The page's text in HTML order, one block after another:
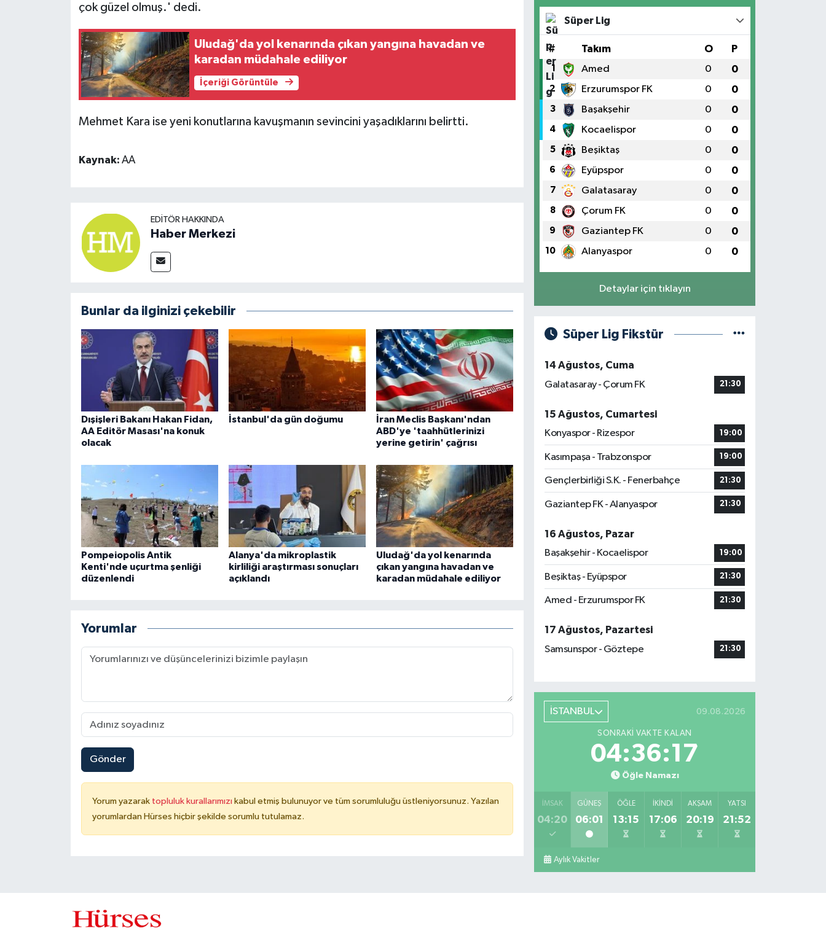
çok güzel olmuş.' dedi.
Uludağ'da yol kenarında çıkan yangına havadan ve
karadan müdahale ediliyor
İçeriği Görüntüle
Mehmet Kara ise yeni konutlarına kavuşmanın sevincini yaşadıklarını belirtti.
Kaynak: AA
EDITÖR HAKKINDA
Haber Merkezi
Bunlar da ilginizi çekebilir
Dışişleri Bakanı Hakan Fidan,
AA Editör Masası'na konuk
olacak
İstanbul'da gün doğumu
İran Meclis Başkanı'ndan
ABD'ye 'taahhütlerinizi
yerine getirin' çağrısı
Pompeiopolis Antik
Kenti'nde uçurtma şenliği
düzenlendi
Alanya'da mikroplastik
kirliliği araştırması sonuçları
açıklandı
Uludağ'da yol kenarında
çıkan yangına havadan ve
karadan müdahale ediliyor
Yorumlar
Gönder
Yorum yazarak topluluk kurallarımızı kabul etmiş bulunuyor ve tüm sorumluluğu üstleniyorsunuz. Yazılan
yorumlardan Hürses hiçbir şekilde sorumlu tutulamaz.
Süper Lig
# Takım O P
1 Amed 0 0
2 Erzurumspor FK 0 0
3 Başakşehir 0 0
4 Kocaelispor 0 0
5 Beşiktaş 0 0
6 Eyüpspor 0 0
7 Galatasaray 0 0
8 Çorum FK 0 0
9 Gaziantep FK 0 0
10 Alanyaspor 0 0
Detaylar için tıklayın
Süper Lig Fikstür
14 Ağustos, Cuma
Galatasaray - Çorum FK
21:30
15 Ağustos, Cumartesi
Konyaspor - Rizespor
19:00
Kasımpaşa - Trabzonspor 19:00
Gençlerbirliği S.K. - Fenerbahçe 21:30
Gaziantep FK - Alanyaspor 21:30
16 Ağustos, Pazar
Başakşehir - Kocaelispor
19:00
Beşiktaş - Eyüpspor 21:30
Amed - Erzurumspor FK 21:30
17 Ağustos, Pazartesi
Samsunspor - Göztepe
21:30
İSTANBUL 09.08.2026
SONRAKI VAKTE KALAN
04:36:16
Öğle Namazı
İMSAK
04:20
GÜNEŞ
06:01
ÖĞLE
13:15
İKINDI
17:06
AKŞAM
20:19
YATSI
21:52
Aylık Vakitler